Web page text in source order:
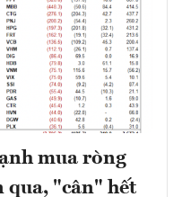
mua ròng
qua, "cân" hết